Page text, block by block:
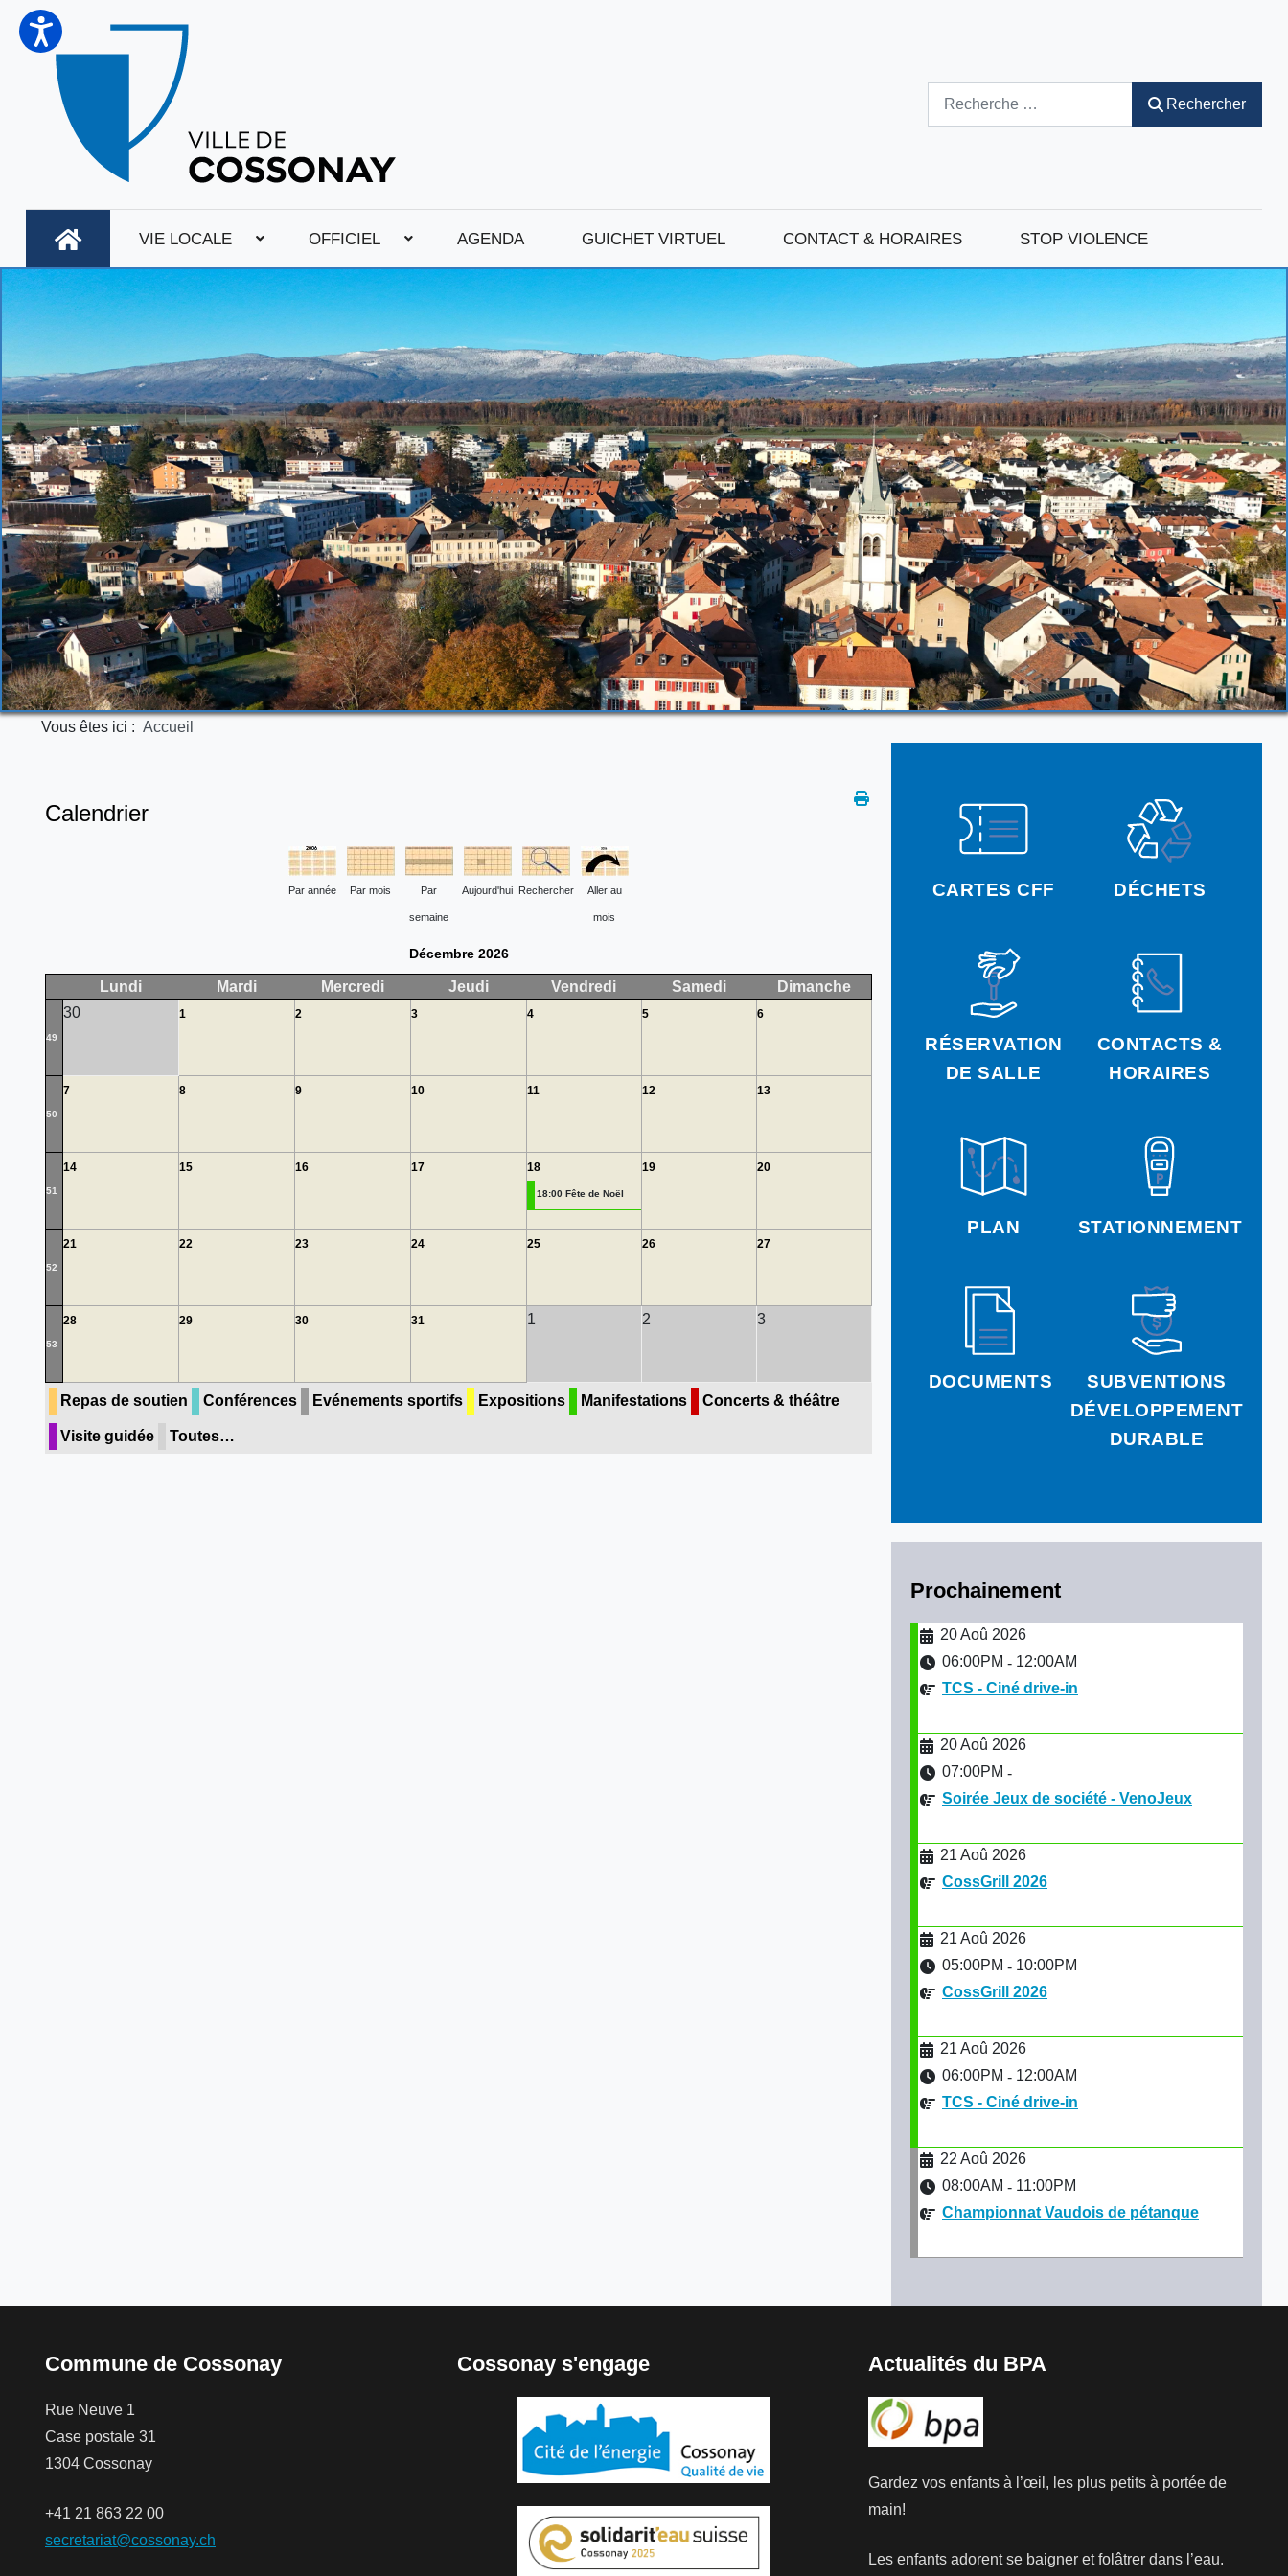
Rechercher
VIE LOCALE OFFICIEL AGENDA GUICHET VIRTUEL CONTACT & HORAIRES STOP VIOLENCE
Vous êtes ici : Accueil
CARTES CFF DÉCHETS
RÉSERVATION
DE SALLE
CONTACTS &
HORAIRES
PLAN STATIONNEMENT
DOCUMENTS
SUBVENTIONS
DÉVELOPPEMENT
DURABLE
Prochainement
20 Aoû 2026
06:00PM - 12:00AM
TCS - Ciné drive-in
20 Aoû 2026
07:00PM -
Soirée Jeux de société - VenoJeux
21 Aoû 2026
CossGrill 2026
21 Aoû 2026
05:00PM - 10:00PM
CossGrill 2026
21 Aoû 2026
06:00PM - 12:00AM
TCS - Ciné drive-in
22 Aoû 2026
08:00AM - 11:00PM
Championnat Vaudois de pétanque
Calendrier
Par année Par mois Par
semaine
Aujourd'hui Rechercher Aller au
mois
Décembre 2026
Lundi Mardi Mercredi Jeudi Vendredi Samedi Dimanche
49
30 1 2 3 4 5 6
50
7 8 9 10 11 12 13
51
14 15 16 17 18
18:00 Fête de Noël
19 20
52
21 22 23 24 25 26 27
53
28 29 30 31 1 2 3
Repas de soutien Conférences Evénements sportifs Expositions Manifestations Concerts & théâtre
Visite guidée Toutes…
Commune de Cossonay
Rue Neuve 1
Case postale 31
1304 Cossonay
+41 21 863 22 00
secretariat@cossonay.ch
Cossonay s'engage Actualités du BPA
Gardez vos enfants à l’œil, les plus petits à portée de
main!
Les enfants adorent se baigner et folâtrer dans l’eau.